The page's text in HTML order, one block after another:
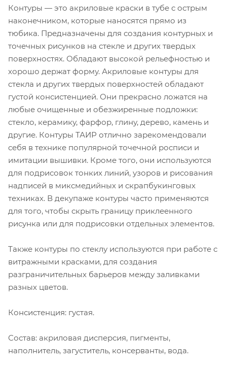
Контуры — это акриловые краски в тубе с острым
наконечником, которые наносятся прямо из
тюбика. Предназначены для создания контурных и
точечных рисунков на стекле и других твердых
поверхностях. Обладают высокой рельефностью и
хорошо держат форму. Акриловые контуры для
стекла и других твердых поверхностей обладают
густой консистенцией. Они прекрасно ложатся на
любые очищенные и обезжиренные подложки:
стекло, керамику, фарфор, глину, дерево, камень и
другие. Контуры ТАИР отлично зарекомендовали
себя в технике популярной точечной росписи и
имитации вышивки. Кроме того, они используются
для подрисовок тонких линий, узоров и рисования
надписей в миксмедийных и скрапбукинговых
техниках. В декупаже контуры часто применяются
для того, чтобы скрыть границу приклеенного
рисунка или для подрисовки отдельных элементов.
Также контуры по стеклу используются при работе с
витражными красками, для создания
разграничительных барьеров между заливками
разных цветов.
Консистенция: густая.
Состав: акриловая дисперсия, пигменты,
наполнитель, загуститель, консерванты, вода.